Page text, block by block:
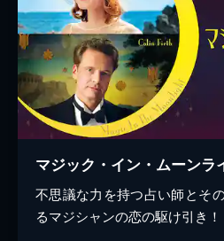
マジック・イン・ムーンラ
不思議な力を持つ占い師とそ
るマジシャンの恋の駆け引き！